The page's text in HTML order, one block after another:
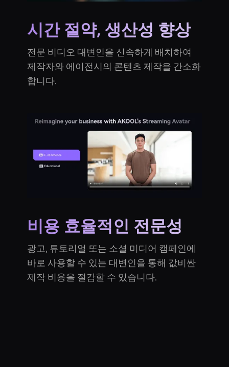
시간 절약, 생산성 향상
전문 비디오 대변인을 신속하게 배치하여
제작자와 에이전시의 콘텐츠 제작을 간소화
합니다.
비용 효율적인 전문성
광고, 튜토리얼 또는 소셜 미디어 캠페인에
바로 사용할 수 있는 대변인을 통해 값비싼
제작 비용을 절감할 수 있습니다.